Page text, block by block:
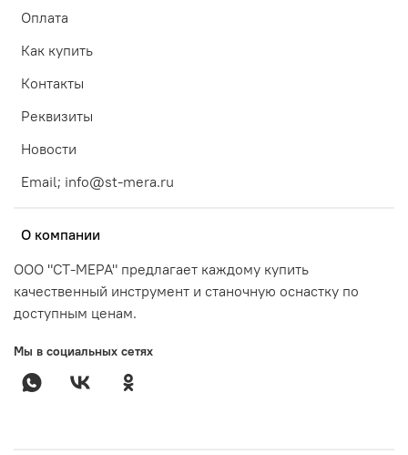
Оплата
Как купить
Контакты
Реквизиты
Новости
Email; info@st-mera.ru
О компании
ООО "СТ-МЕРА" предлагает каждому купить
качественный инструмент и станочную оснастку по
доступным ценам.
Мы в социальных сетях